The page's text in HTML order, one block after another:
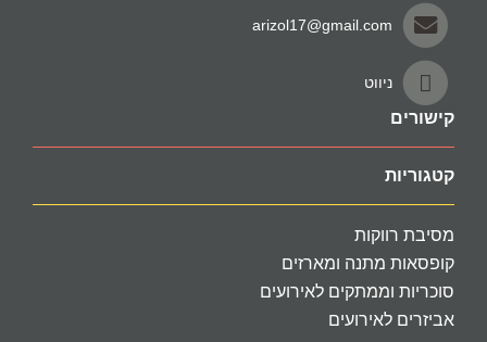
arizol17@gmail.com
ניווט
קישורים
קטגוריות
מסיבת רווקות
קופסאות מתנה ומארזים
סוכריות וממתקים לאירועים
אביזרים לאירועים